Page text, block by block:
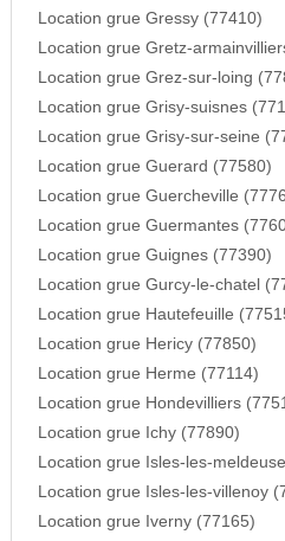
Location grue Gressy (77410)
Location grue Gretz-
Location grue Grez-sur-loing
Location grue Grisy-suisnes
Location grue Grisy-sur-seine
Location grue Guerard (77580)
Location grue Guercheville
Location grue Guermantes
Location grue Guignes (77390)
Location grue Gurcy-le-chatel
Location grue Hautefeuille
Location grue Hericy (77850)
Location grue Herme (77114)
Location grue Hondevilliers
Location grue Ichy (77890)
Location grue Isles-les-
Location grue Isles-les-villenoy
Location grue Iverny (77165)